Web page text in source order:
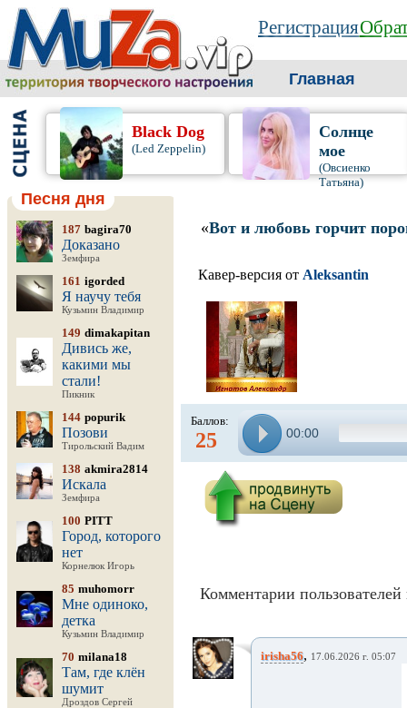
Регистрация
Главная
Black Dog
(Led Zeppelin)
Солнце
мое
(Овсиенко
Татьяна)
Песня дня
187 bagira70
Доказано
Земфира
161 igorded
Я научу тебя
Кузьмин Владимир
149 dimakapitan
Дивись же,
какими мы
стали!
Пикник
144 popurik
Позови
Тирольский Вадим
138 akmira2814
Искала
Земфира
100 PITT
Город, которого
нет
Корнелюк Игорь
85 muhomorr
Мне одиноко,
детка
Кузьмин Владимир
70 milana18
Там, где клён
шумит
Дроздов Сергей
«Вот и любовь горчит
Кавер-версия от Aleksantin
Баллов:
25 00:00
Комментарии пользователей
irisha56, 17.06.2026 г. 05:07